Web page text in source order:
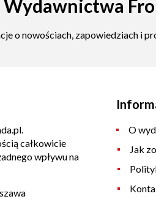
Wydawnictwa
o nowościach, zapowiedziach i
całkowicie
wpływu na
O
Jak